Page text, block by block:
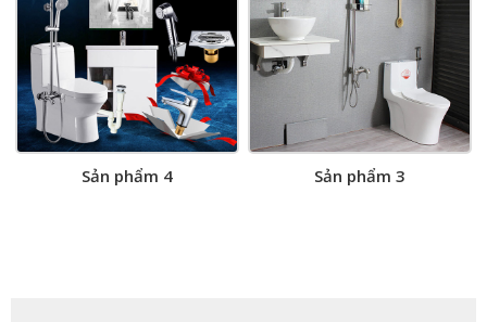
Sản phẩm 4 Sản phẩm 3